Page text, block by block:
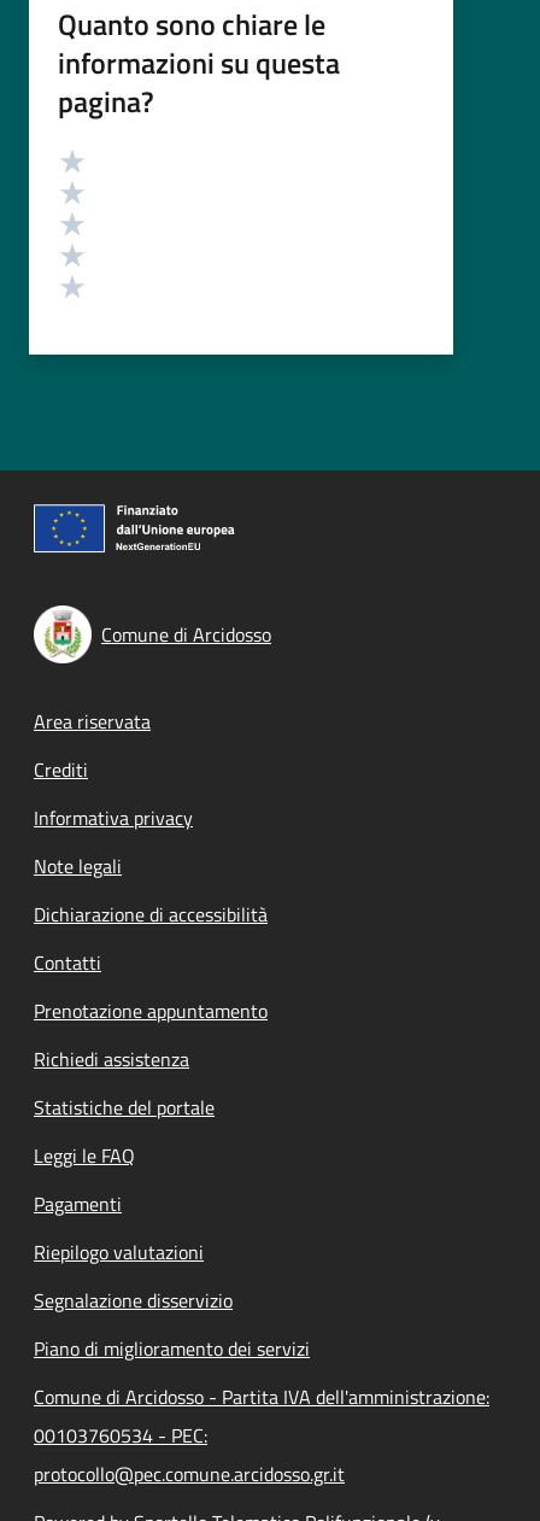
Quanto sono chiare le
informazioni su questa
pagina?
Valutazione
Comune di Arcidosso
Footer menu
Area riservata
Crediti
Informativa privacy
Note legali
Dichiarazione di accessibilità
Contatti
Prenotazione appuntamento
Richiedi assistenza
Statistiche del portale
Leggi le FAQ
Pagamenti
Riepilogo valutazioni
Segnalazione disservizio
Piano di miglioramento dei servizi
Comune di Arcidosso - Partita IVA dell'amministrazione:
00103760534 - PEC:
protocollo@pec.comune.arcidosso.gr.it